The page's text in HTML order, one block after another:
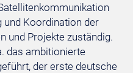
und Koordination der
und Projekte zuständig.
das ambitionierte
der erste deutsche